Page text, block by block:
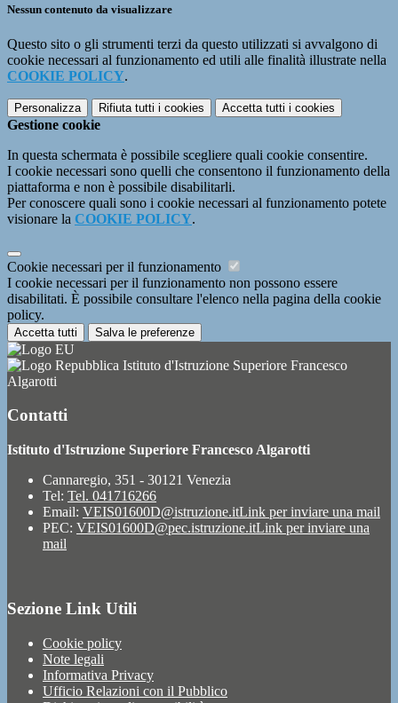
Nessun contenuto da visualizzare
Questo sito o gli strumenti terzi da questo utilizzati si avvalgono di
cookie necessari al funzionamento ed utili alle finalità illustrate nella
COOKIE POLICY.
Personalizza Rifiuta tutti i cookies Accetta tutti i cookies
Gestione cookie
In questa schermata è possibile scegliere quali cookie consentire.
I cookie necessari sono quelli che consentono il funzionamento della
piattaforma e non è possibile disabilitarli.
Per conoscere quali sono i cookie necessari al funzionamento potete
visionare la COOKIE POLICY.
Cookie necessari per il funzionamento
I cookie necessari per il funzionamento non possono essere
disabilitati. È possibile consultare l'elenco nella pagina della cookie
policy.
Accetta tutti Salva le preferenze
Istituto d'Istruzione Superiore Francesco
Algarotti
Contatti
Istituto d'Istruzione Superiore Francesco Algarotti
Cannaregio, 351 - 30121 Venezia
Tel: Tel. 041716266
Email: VEIS01600D@istruzione.itLink per inviare una mail
PEC: VEIS01600D@pec.istruzione.itLink per inviare una
mail
Sezione Link Utili
Cookie policy
Note legali
Informativa Privacy
Ufficio Relazioni con il Pubblico